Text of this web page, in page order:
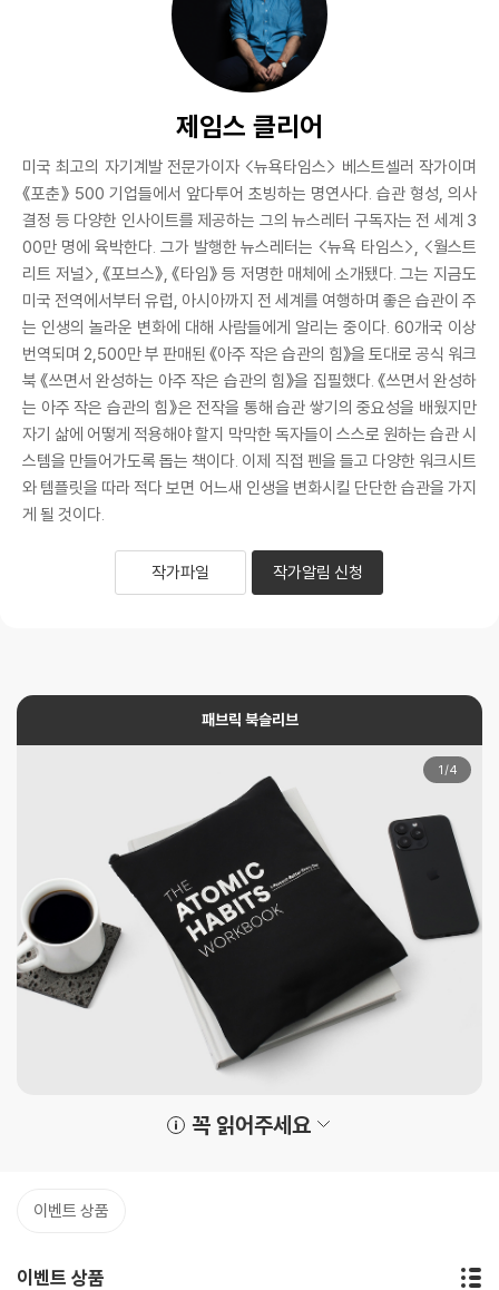
제임스 클리어
미국 최고의 자기계발 전문가이자 <뉴욕타임스> 베스트셀러 작가이며
《포춘》 500 기업들에서 앞다투어 초빙하는 명연사다. 습관 형성, 의사
결정 등 다양한 인사이트를 제공하는 그의 뉴스레터 구독자는 전 세계 3
00만 명에 육박한다. 그가 발행한 뉴스레터는 <뉴욕 타임스>, <월스트
리트 저널>, 《포브스》, 《타임》 등 저명한 매체에 소개됐다. 그는 지금도
미국 전역에서부터 유럽, 아시아까지 전 세계를 여행하며 좋은 습관이 주
는 인생의 놀라운 변화에 대해 사람들에게 알리는 중이다. 60개국 이상
번역되며 2,500만 부 판매된 《아주 작은 습관의 힘》을 토대로 공식 워크
북 《쓰면서 완성하는 아주 작은 습관의 힘》을 집필했다. 《쓰면서 완성하
는 아주 작은 습관의 힘》은 전작을 통해 습관 쌓기의 중요성을 배웠지만
자기 삶에 어떻게 적용해야 할지 막막한 독자들이 스스로 원하는 습관 시
스템을 만들어가도록 돕는 책이다. 이제 직접 펜을 들고 다양한 워크시트
와 템플릿을 따라 적다 보면 어느새 인생을 변화시킬 단단한 습관을 가지
게 될 것이다.
작가파일 작가알림 신청
패브릭 북슬리브
1 /4
꼭 읽어주세요
이벤트 상품
이벤트 상품